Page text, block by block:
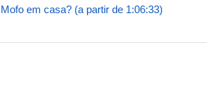
em casa? (a partir de 1:06:33)